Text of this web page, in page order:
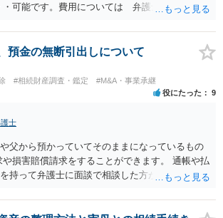
・可能です。費用については 弁護士と直接面談
人した子のことまでごちゃごちゃ考えず、自分
なのでしょうか ・・・お子さんの事をまで含め良
みになるのは当然と言えば当然のことです。 彼
と思っているが、名字は変えたくない・・・養
氏も変更することになります。 しかし 彼は成人
分の子と私の連れ子、全て平等にしたいと希
できればと思います。 ・・・婚姻前の契約 あ
その意思を実現する方法はあります。 弁護
さい。
預金の無断引出しについて
#相続財産調査・鑑定 #M&A・事業承継
役にたった 9
士
父から預かっていてそのままになっているもの
損害賠償請求をすることができます。 通帳や払
持って弁護士に面談で相談した方がよいと思い